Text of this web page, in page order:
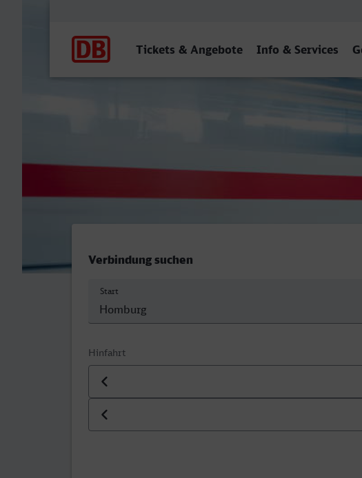
Tickets & Angebote Info & Services
Homburg (Saar) Hbf - Bottrop
Verbindung suchen
Start
Hinfahrt
Datum der Hinfahrt
Uhrzeit der Hinfahrt